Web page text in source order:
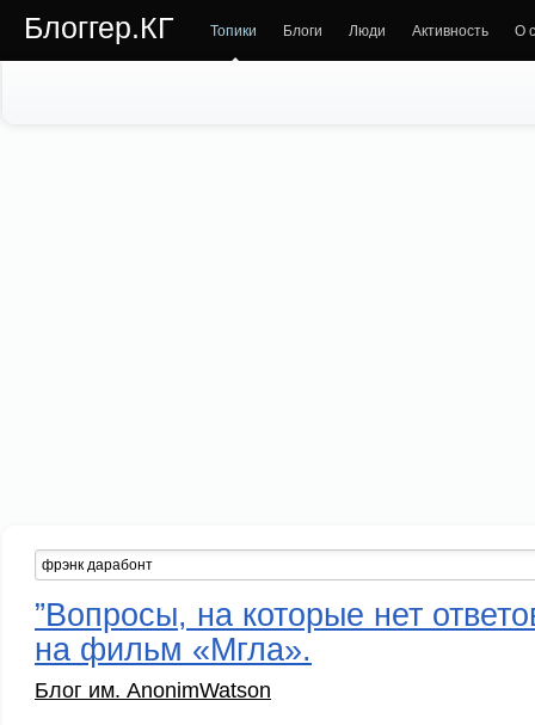
Блоггер.КГ Топики Блоги Люди Активность О
”Вопросы, на которые нет
на фильм «Мгла».
Блог им. AnonimWatson